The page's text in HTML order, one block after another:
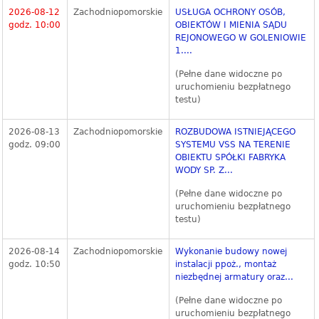
2026-08-12
godz. 10:00
Zachodniopomorskie
USŁUGA OCHRONY OSÓB,
OBIEKTÓW I MIENIA SĄDU
REJONOWEGO W GOLENIOWIE
1....
(Pełne dane widoczne po
uruchomieniu bezpłatnego
testu)
2026-08-13
godz. 09:00
Zachodniopomorskie
ROZBUDOWA ISTNIEJĄCEGO
SYSTEMU VSS NA TERENIE
OBIEKTU SPÓŁKI FABRYKA
WODY SP. Z...
(Pełne dane widoczne po
uruchomieniu bezpłatnego
testu)
2026-08-14
godz. 10:50
Zachodniopomorskie
Wykonanie budowy nowej
instalacji ppoż., montaż
niezbędnej armatury oraz...
(Pełne dane widoczne po
uruchomieniu bezpłatnego